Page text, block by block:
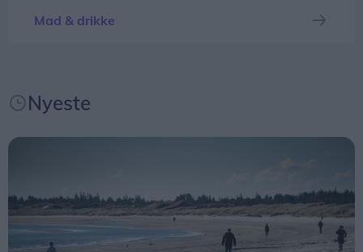
Frederikshavn Kommune plakater flere steder i
Mad & drikke
Nyeste